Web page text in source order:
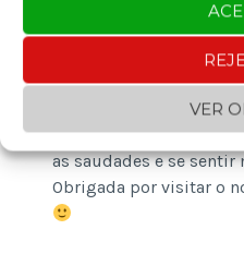
VER
Hellen |
Olá Fernando, espero
as saudades e se
Obrigada por visitar o